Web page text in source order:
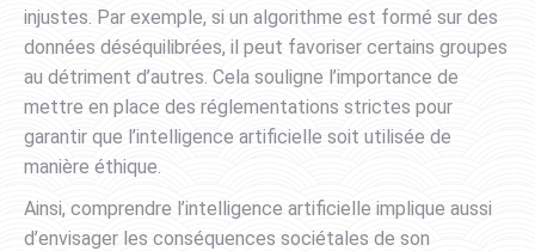
injustes. Par exemple, si un algorithme est formé sur des
données déséquilibrées, il peut favoriser certains groupes
au détriment d’autres. Cela souligne l’importance de
mettre en place des réglementations strictes pour
garantir que l’intelligence artificielle soit utilisée de
manière éthique.
Ainsi, comprendre l’intelligence artificielle implique aussi
d’envisager les conséquences sociétales de son